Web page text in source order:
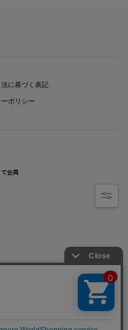
に基づく表記
ポリシー
会員